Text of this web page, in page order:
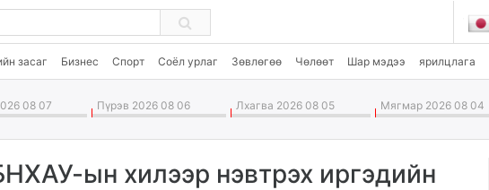
засаг Бизнес Спорт Соёл урлаг Зөвлөгөө Чөлөөт Шар мэдээ ярилцлага
08 07 Пүрэв 2026 08 06 Лхагва 2026 08 05 Мягмар 2026 08 04
ын хилээр нэвтрэх иргэдийн